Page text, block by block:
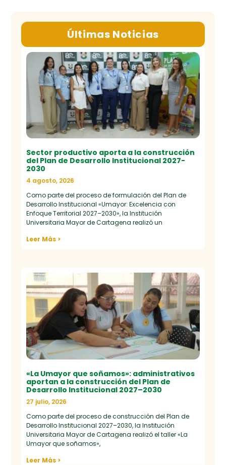
Últimas Noticias
Sector productivo aporta a la construcción
del Plan de Desarrollo Institucional 2027-
2030
4 agosto, 2026
Como parte del proceso de formulación del Plan de
Desarrollo Institucional «Umayor: Excelencia con
Enfoque Territorial 2027–2030», la Institución
Universitaria Mayor de Cartagena realizó un
Leer Más >
«La Umayor que soñamos»: administrativos
aportan a la construcción del Plan de
Desarrollo Institucional 2027–2030
27 julio, 2026
Como parte del proceso de construcción del Plan de
Desarrollo Institucional 2027–2030, la Institución
Universitaria Mayor de Cartagena realizó el taller «La
Umayor que soñamos»,
Leer Más >